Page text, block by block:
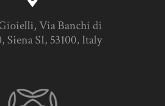
Via Banchi di
Siena SI, 53100, Italy